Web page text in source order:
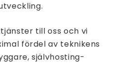
till oss och vi
fördel av teknikens
självhosting-